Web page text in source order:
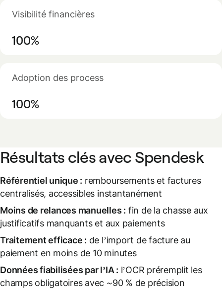
Visibilité financières
100%
Adoption des process
100%
Résultats clés avec Spendesk
Référentiel unique : remboursements et factures
centralisés, accessibles instantanément
Moins de relances manuelles : fin de la chasse aux
justificatifs manquants et aux paiements
Traitement efficace : de l’import de facture au
paiement en moins de 10 minutes
Données fiabilisées par l’IA : l’OCR préremplit les
champs obligatoires avec ~90 % de précision